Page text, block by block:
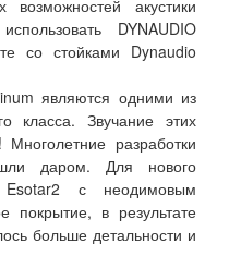
акустики
DYNAUDIO
со стойками Dynaudio
являются одними из
класса. Звучание этих
Многолетние разработки
даром. Для нового
Esotar2 с неодимовым
покрытие, в результате
больше детальности и